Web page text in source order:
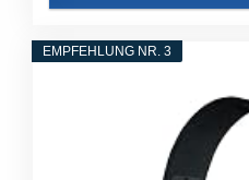
EMPFEHLUNG NR. 3